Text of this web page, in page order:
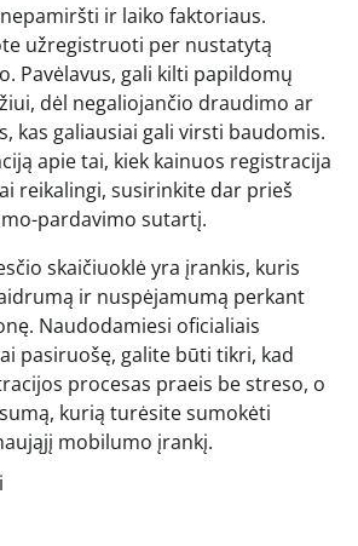
ir laiko faktoriaus.
užregistruoti per nustatytą
Pavėlavus, gali kilti papildomų
dėl negaliojančio draudimo ar
kas galiausiai gali virsti baudomis.
apie tai, kiek kainuos registracija
reikalingi, susirinkite dar prieš
pardavimo sutartį.
skaičiuoklė yra įrankis, kuris
ir nuspėjamumą perkant
Naudodamiesi oficialiais
pasiruošę, galite būti tikri, kad
procesas praeis be streso, o
kurią turėsite sumokėti
mobilumo įrankį.